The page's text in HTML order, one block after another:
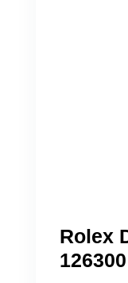
Rolex
126300